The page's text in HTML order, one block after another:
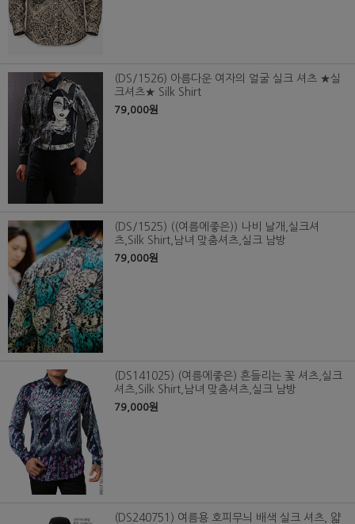
(DS/1526) 아름다운 여자의 얼굴 실크 셔츠 ★실
크셔츠★ Silk Shirt
79,000원
(DS/1525) ((여름에좋은)) 나비 날개,실크셔
츠,Silk Shirt,남녀 맞춤셔츠,실크 남방
79,000원
(DS141025) (여름에좋은) 흔들리는 꽃 셔츠,실크
셔츠,Silk Shirt,남녀 맞춤셔츠,실크 남방
79,000원
(DS240751) 여름용 호피무늬 배색 실크 셔츠, 얇